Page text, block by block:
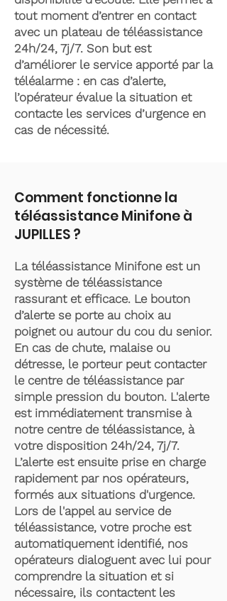
tout moment d’entrer en contact
avec un plateau de téléassistance
24h/24, 7j/7. Son but est
d’améliorer le service apporté par la
téléalarme : en cas d’alerte,
l’opérateur évalue la situation et
contacte les services d’urgence en
cas de nécessité.
Comment fonctionne la
téléassistance Minifone à
JUPILLES ?
La téléassistance Minifone est un
système de téléassistance
rassurant et efficace. Le bouton
d’alerte se porte au choix au
poignet ou autour du cou du senior.
En cas de chute, malaise ou
détresse, le porteur peut contacter
le centre de téléassistance par
simple pression du bouton. L'alerte
est immédiatement transmise à
notre centre de téléassistance, à
votre disposition 24h/24, 7j/7.
L’alerte est ensuite prise en charge
rapidement par nos opérateurs,
formés aux situations d'urgence.
Lors de l'appel au service de
téléassistance, votre proche est
automatiquement identifié, nos
opérateurs dialoguent avec lui pour
comprendre la situation et si
nécessaire, ils contactent les